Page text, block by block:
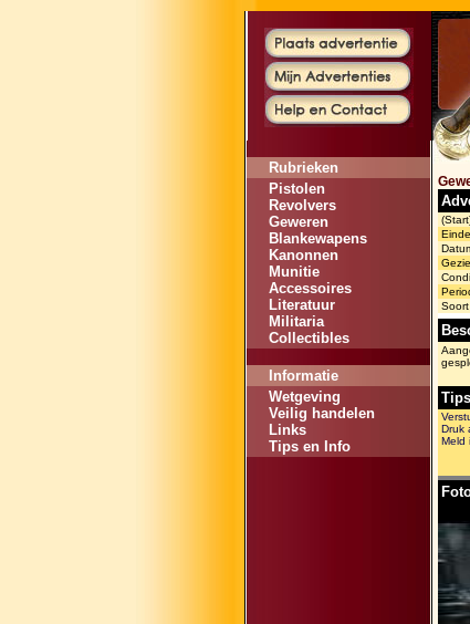
Rubrieken
Pistolen
Revolvers
Geweren
Blankewapens
Kanonnen
Munitie
Accessoires
Literatuur
Militaria
Collectibles
Informatie
Wetgeving
Veilig handelen
Links
Tips en Info
Soort
Druk
Meld